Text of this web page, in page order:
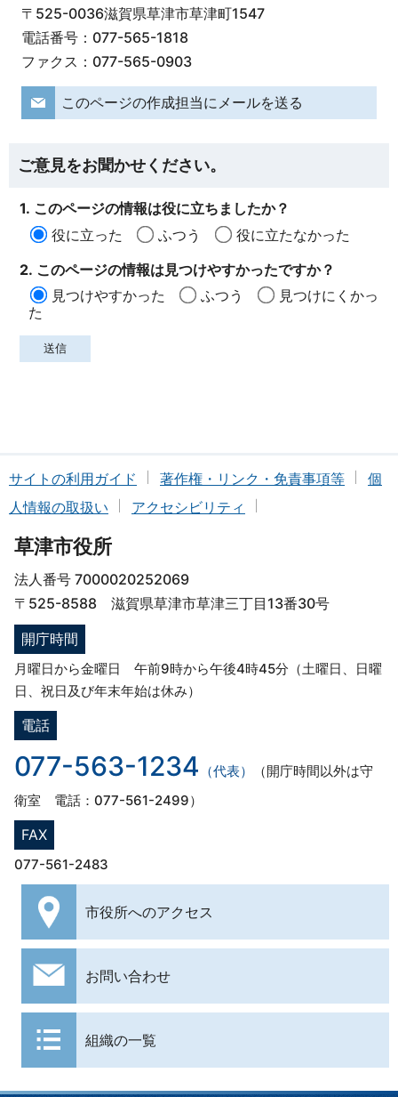
〒525-0036滋賀県草津市草津町1547
電話番号：077-565-1818
ファクス：077-565-0903
このページの作成担当にメールを送る
ご意見をお聞かせください。
1. このページの情報は役に立ちましたか？
役に立った
ふつう
役に立たなかった
2. このページの情報は見つけやすかったですか？
見つけやすかった
ふつう
見つけにくかっ
た
サイトの利用ガイド 著作権・リンク・免責事項等
個
人情報の取扱い
アクセシビリティ
草津市役所
法人番号 7000020252069
〒525-8588 滋賀県草津市草津三丁目13番30号
開庁時間
月曜日から金曜日 午前9時から午後4時45分（土曜日、日曜
日、祝日及び年末年始は休み）
電話
077-563-1234 （代表）
（開庁時間以外は守
衛室 電話：077-561-2499）
FAX
077-561-2483
市役所へのアクセス
お問い合わせ
組織の一覧